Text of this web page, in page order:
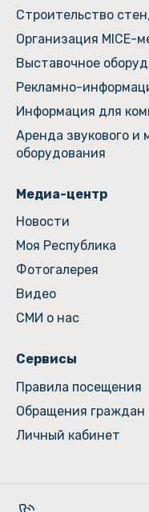
Строительство
Организация MICE-
Выставочное
Рекламно-
Информация для
Аренда звукового и
оборудования
Медиа-центр
Новости
Моя Республика
Фотогалерея
Видео
СМИ о нас
Сервисы
Правила посещения
Обращения граждан
Личный кабинет